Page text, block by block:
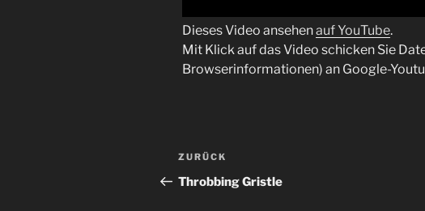
Dieses Video ansehenauf YouTube.
Mit Klick auf das Video schicken Sie
Browserinformationen) an Google-
Beitragsnavigation
Vorheriger
Beitrag
ZURÜCK
Throbbing Gristle